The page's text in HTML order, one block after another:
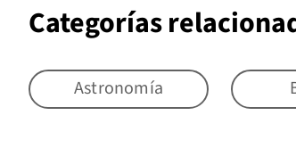
Categorías
Astronomía